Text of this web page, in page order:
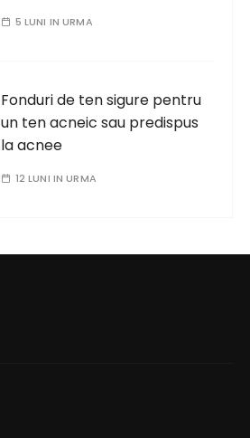
5 LUNI IN URMA
Fonduri de ten sigure pentru
un ten acneic sau predispus
la acnee
12 LUNI IN URMA